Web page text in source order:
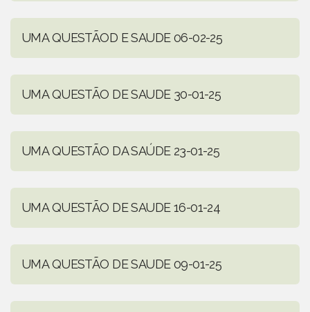
UMA QUESTÃOD E SAUDE 06-02-25
UMA QUESTÃO DE SAUDE 30-01-25
UMA QUESTÃO DA SAÚDE 23-01-25
UMA QUESTÃO DE SAUDE 16-01-24
UMA QUESTÃO DE SAUDE 09-01-25